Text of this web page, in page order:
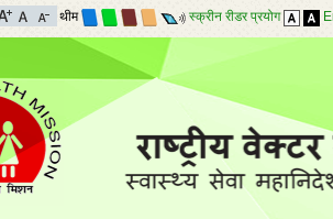
थीम स्क्रीन रीडर प्रयोग